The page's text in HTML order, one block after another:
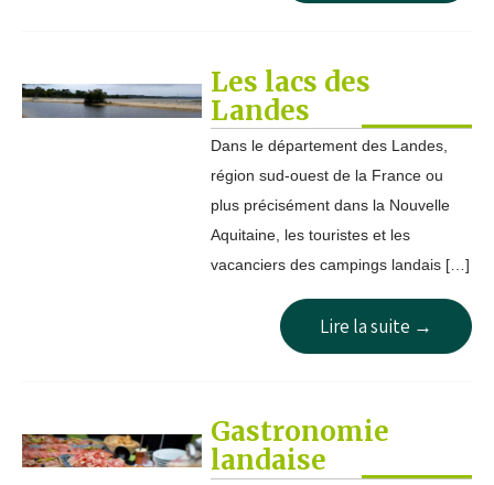
Les lacs des
Landes
Dans le département des Landes,
région sud-ouest de la France ou
plus précisément dans la Nouvelle
Aquitaine, les touristes et les
vacanciers des campings landais […]
Lire la suite →
Gastronomie
landaise